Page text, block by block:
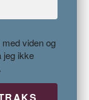
viden og
jeg ikke